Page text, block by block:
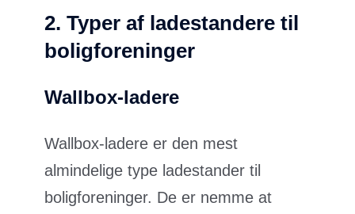
2. Typer af ladestandere til
boligforeninger
Wallbox-ladere
Wallbox-ladere er den mest
almindelige type ladestander til
boligforeninger. De er nemme at